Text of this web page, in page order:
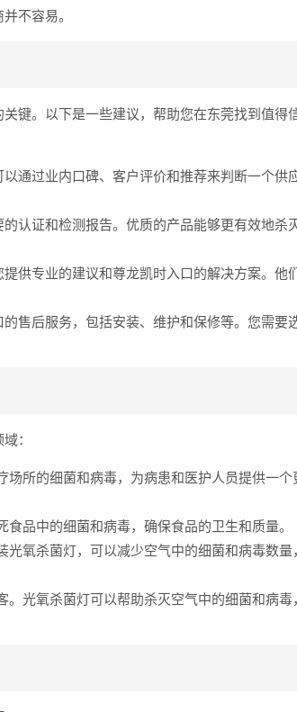
不容易。
键。以下是一些建议，帮助您在东莞找到值得
通过业内口碑、客户评价和推荐来判断一个供
认证和检测报告。优质的产品能够更有效地杀
供专业的建议和尊龙凯时入口的解决方案。他
售后服务，包括安装、维护和保修等。您需要
：
所的细菌和病毒，为病患和医护人员提供一个
品中的细菌和病毒，确保食品的卫生和质量。
氧杀菌灯，可以减少空气中的细菌和病毒数量
光氧杀菌灯可以帮助杀灭空气中的细菌和病毒